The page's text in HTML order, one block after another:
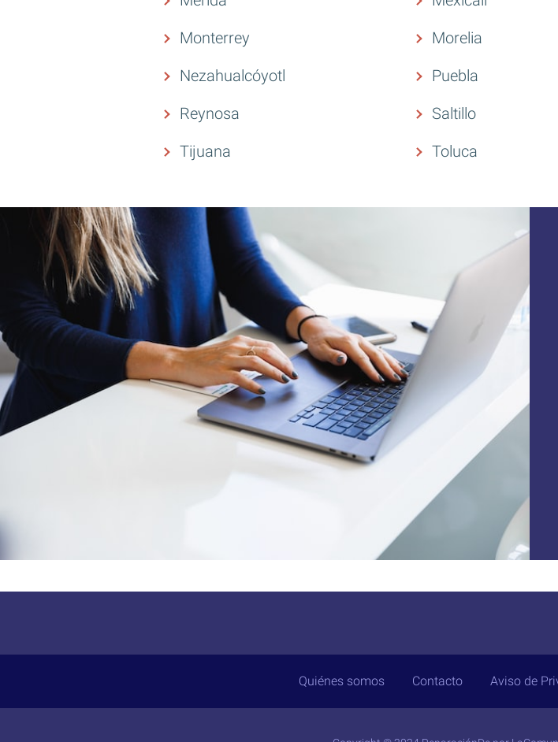
Monterrey
Morelia
Nezahualcóyotl
Puebla
Reynosa
Saltillo
Tijuana
Toluca
Quiénes somos Contacto Aviso de